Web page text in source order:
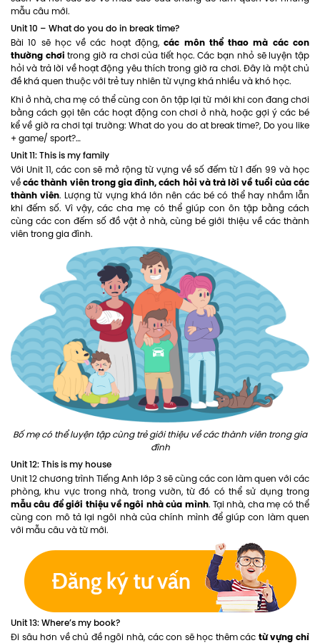
mẫu câu mới.
Unit 10 – What do you do in break time?
Bài 10 sẽ học về các hoạt động,các môn thể thao mà các con
thường chơi trong giờ ra chơi của tiết học. Các bạn nhỏ sẽ luyện tập
hỏi và trả lời về hoạt động yêu thích trong giờ ra chơi. Đây là một chủ
đề khá quen thuộc với trẻ tuy nhiên từ vựng khá nhiều và khó học.
Khi ở nhà, cha mẹ có thể cùng con ôn tập lại từ mới khi con đang chơi
bằng cách gọi tên các hoạt động con chơi ở nhà, hoặc gợi ý các bé
kể về giờ ra chơi tại trường: What do you do at break time?, Do you like
+ game/ sport?…
Unit 11: This is my family
Với Unit 11, các con sẽ mở rộng từ vựng về số đếm từ 1 đến 99 và học
vềcác thành viên trong gia đình, cách hỏi và trả lời về tuổi của các
thành viên. Lượng từ vựng khá lớn nên các bé có thể hay nhầm lẫn
khi đếm số. Vì vậy, các cha mẹ có thể giúp con ôn tập bằng cách
cùng các con đếm số đồ vật ở nhà, cùng bé giới thiệu về các thành
viên trong gia đình.
Bố mẹ có thể luyện tập cùng trẻ giới thiệu về các thành viên trong gia
đình
Unit 12: This is my house
Unit 12 chương trình Tiếng Anh lớp 3 sẽ cùng các con làm quen với các
phòng, khu vực trong nhà, trong vườn, từ đó có thể sử dụng trong
mẫu câu để giới thiệu về ngôi nhà của mình. Tại nhà, cha mẹ có thể
cùng con mô tả lại ngôi nhà của chính mình để giúp con làm quen
với mẫu câu và từ mới.
Unit 13: Where’s my book?
Đi sâu hơn về chủ đề ngôi nhà, các con sẽ học thêm các từ vựng chỉ